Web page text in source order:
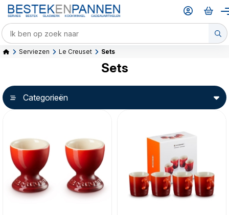
Serviezen Le Creuset Sets
Sets
Categorieën